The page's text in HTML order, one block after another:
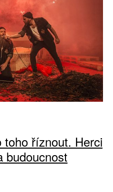
toho říznout. Herci
budoucnost